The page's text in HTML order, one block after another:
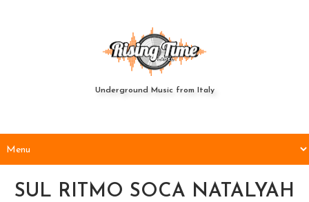
Underground Music from Italy
SUL RITMO SOCA NATALYAH